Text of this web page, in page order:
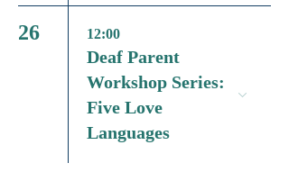
26 12:00
Deaf Parent
Workshop Series:
Five Love
Languages